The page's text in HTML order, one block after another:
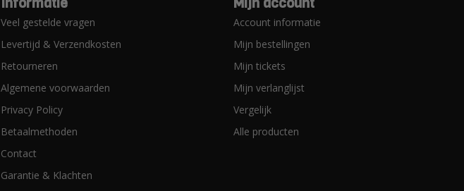
Veel gestelde vragen
Levertijd & Verzendkosten
Retourneren
Algemene voorwaarden
Privacy Policy
Betaalmethoden
Contact
Garantie & Klachten
Account informatie
Mijn bestellingen
Mijn tickets
Mijn verlanglijst
Vergelijk
Alle producten